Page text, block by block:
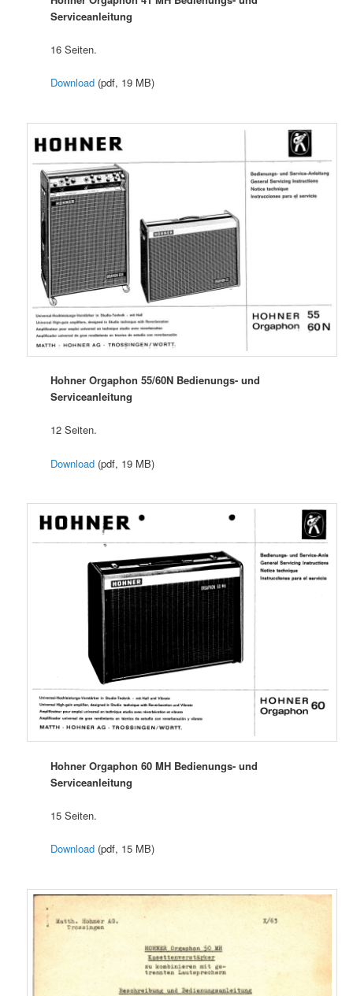
Serviceanleitung
16 Seiten.
Download (pdf, 19 MB)
Hohner Orgaphon 55/60N Bedienungs- und
Serviceanleitung
12 Seiten.
Download (pdf, 19 MB)
Hohner Orgaphon 60 MH Bedienungs- und
Serviceanleitung
15 Seiten.
Download (pdf, 15 MB)